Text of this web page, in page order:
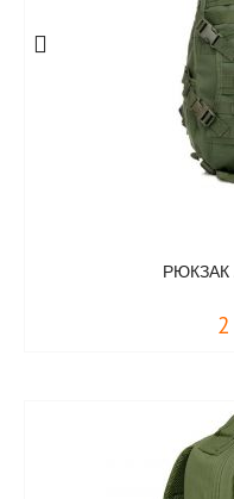
РЮКЗАК